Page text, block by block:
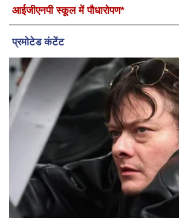
आईजीएनपी स्कूल में पौधारोपण*